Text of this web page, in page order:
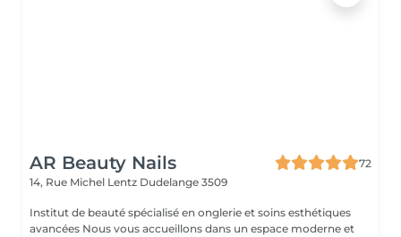
AR Beauty Nails
72
14, Rue Michel Lentz Dudelange 3509
Institut de beauté spécialisé en onglerie et soins esthétiques
avancées Nous vous accueillons dans un espace moderne et